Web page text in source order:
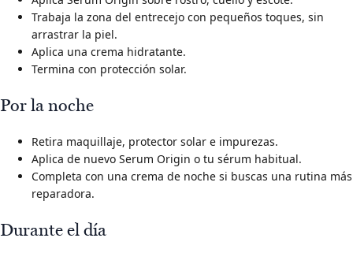
Trabaja la zona del entrecejo con pequeños toques, sin
arrastrar la piel.
Aplica una crema hidratante.
Termina con protección solar.
Por la noche
Retira maquillaje, protector solar e impurezas.
Aplica de nuevo Serum Origin o tu sérum habitual.
Completa con una crema de noche si buscas una rutina más
reparadora.
Durante el día